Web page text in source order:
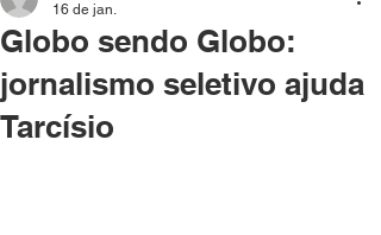
Globo sendo Globo:
jornalismo seletivo ajuda
Tarcísio
16 de jan.